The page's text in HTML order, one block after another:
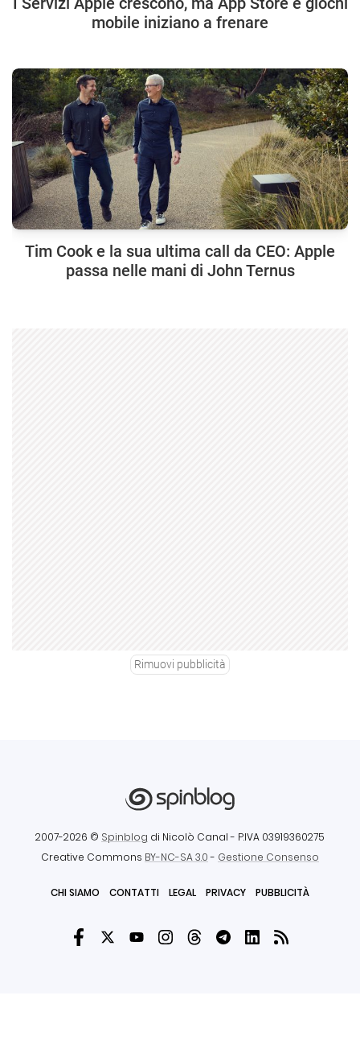
mobile iniziano a frenare
Tim Cook e la sua ultima call da CEO: Apple
passa nelle mani di John Ternus
Rimuovi pubblicità
2007-2026 © Spinblog di Nicolò Canal - P.IVA 03919360275
Creative Commons BY-NC-SA 3.0- Gestione Consenso
CHI SIAMO CONTATTI LEGAL PRIVACY PUBBLICITÀ